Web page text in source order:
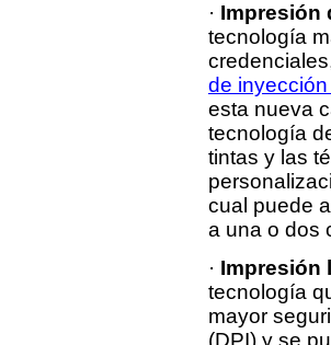
· Impresión
tecnología
de
esta nueva
tecnología
tintas y las
cual puede
a una o dos
· Impresión
tecnología
mayor
(DPI) y se